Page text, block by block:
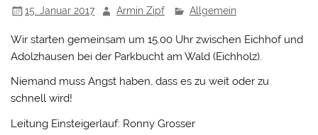
15. Januar 2017 Armin Zipf Allgemein
Wir starten gemeinsam um 15.00 Uhr zwischen Eichhof und
Adolzhausen bei der Parkbucht am Wald (Eichholz).
Niemand muss Angst haben, dass es zu weit oder zu
schnell wird!
Leitung Einsteigerlauf: Ronny Grosser